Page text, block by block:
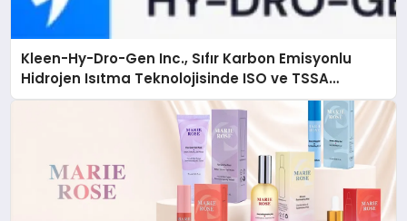
Kleen-Hy-Dro-Gen Inc., Sıfır Karbon Emisyonlu
Hidrojen Isıtma Teknolojisinde ISO ve TSSA
Düzenleyici Onaylarını Aldı